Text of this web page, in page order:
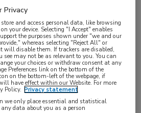
Privacy
and access personal data, like browsing
your device. Selecting "I Accept" enables
the purposes shown under "we and our
whereas selecting "Reject All" or
will disable them. If trackers are disabled,
see may not be as relevant to you. You can
your choices or withdraw consent at any
Preferences link on the bottom of the
on the bottom-left of the webpage, if
have effect within our Website. For more
Policy. Privacy statement
we only place essential and statistical
any data about you as a person